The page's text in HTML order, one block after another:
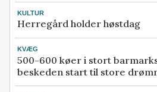
KULTUR
Herregård holder høstdag
KVÆG
500-600 køer i stort
beskeden start til store